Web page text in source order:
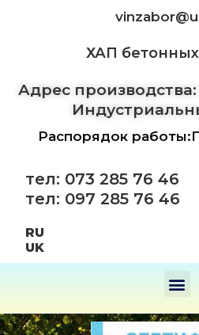
ХАП
Адрес производства:
Распорядок
тел: 073 285 76 46
тел: 097 285 76 46
RU
UK